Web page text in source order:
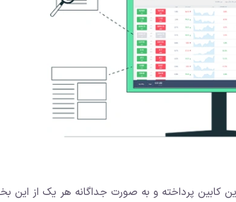
کابین پرداخته و به صورت جداگانه هر یک از این